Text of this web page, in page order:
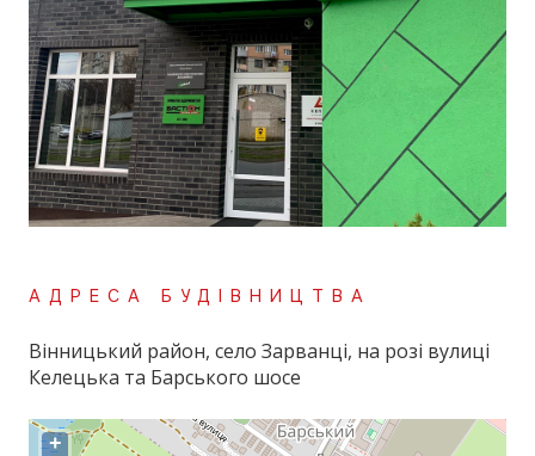
АДРЕСА БУДІВНИЦТВА
Вінницький район, село Зарванці, на розі вулиці
Келецька та Барського шосе
+